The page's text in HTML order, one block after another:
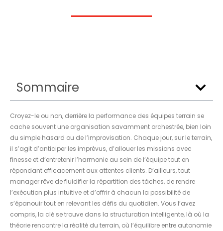
Sommaire
Croyez-le ou non, derrière la performance des équipes terrain se
cache souvent une organisation savamment orchestrée, bien loin
du simple hasard ou de l’improvisation. Chaque jour, sur le terrain,
il s’agit d’anticiper les imprévus, d’allouer les missions avec
finesse et d’entretenir l’harmonie au sein de l’équipe tout en
répondant efficacement aux attentes clients. D’ailleurs, tout
manager rêve de fluidifier la répartition des tâches, de rendre
l’exécution plus intuitive et d’offrir à chacun la possibilité de
s’épanouir tout en relevant les défis du quotidien. Vous l’avez
compris, la clé se trouve dans la structuration intelligente, là où la
théorie rencontre la réalité du terrain, où l’équilibre entre autonomie